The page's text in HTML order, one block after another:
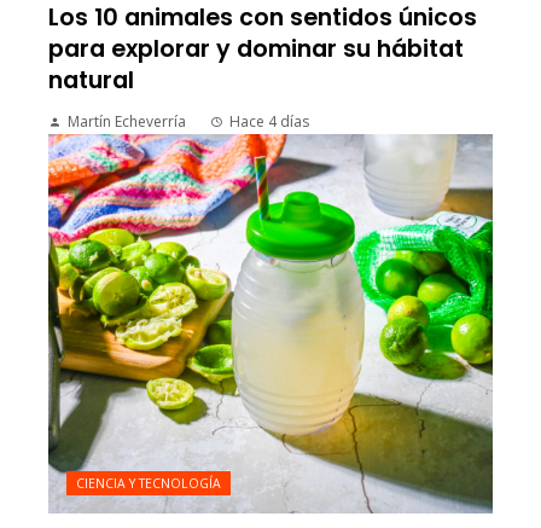
Los 10 animales con sentidos únicos
para explorar y dominar su hábitat
natural
Martín Echeverría Hace 4 días
CIENCIA Y TECNOLOGÍA